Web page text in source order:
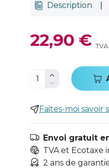
Description
22,90 €
Faites-moi savoir
Envoi gratuit
TVA et Ecotaxe
2 ans de